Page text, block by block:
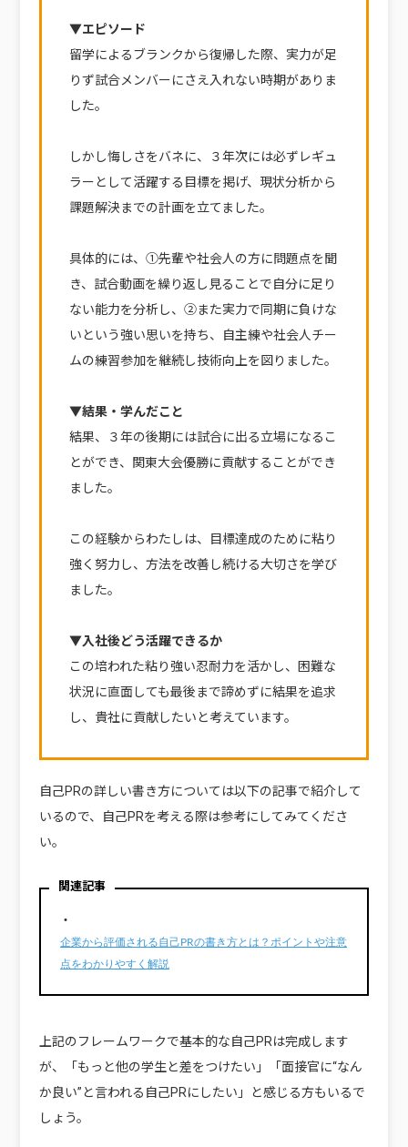
▼エピソード
留学によるブランクから復帰した際、実力が足
りず試合メンバーにさえ入れない時期がありま
した。
しかし悔しさをバネに、３年次には必ずレギュ
ラーとして活躍する目標を掲げ、現状分析から
課題解決までの計画を立てました。
具体的には、①先輩や社会人の方に問題点を聞
き、試合動画を繰り返し見ることで自分に足り
ない能力を分析し、②また実力で同期に負けな
いという強い思いを持ち、自主練や社会人チー
ムの練習参加を継続し技術向上を図りました。
▼結果・学んだこと
結果、３年の後期には試合に出る立場になるこ
とができ、関東大会優勝に貢献することができ
ました。
この経験からわたしは、目標達成のために粘り
強く努力し、方法を改善し続ける大切さを学び
ました。
▼入社後どう活躍できるか
この培われた粘り強い忍耐力を活かし、困難な
状況に直面しても最後まで諦めずに結果を追求
し、貴社に貢献したいと考えています。
自己PRの詳しい書き方については以下の記事で紹介して
いるので、自己PRを考える際は参考にしてみてくださ
い。
関連記事
・
企業から評価される自己PRの書き方とは？ポイントや注意
点をわかりやすく解説
上記のフレームワークで基本的な自己PRは完成します
が、「もっと他の学生と差をつけたい」「面接官に“なん
か良い”と言われる自己PRにしたい」と感じる方もいるで
しょう。